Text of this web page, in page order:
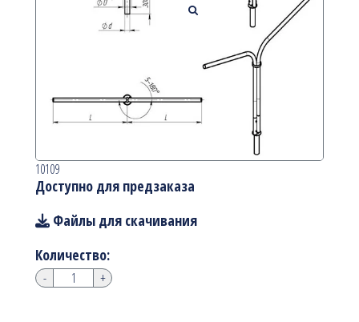
10109
Доступно для предзаказа
Файлы для скачивания
Количество:
- +